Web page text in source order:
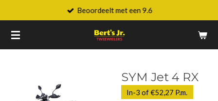
naar
de
Beoordeelt met een 9.6
SYM Jet 4 RX
In-3 of €52,27 P.m.